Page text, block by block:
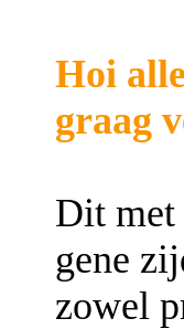
Hoi
graag
Dit met
gene
zowel